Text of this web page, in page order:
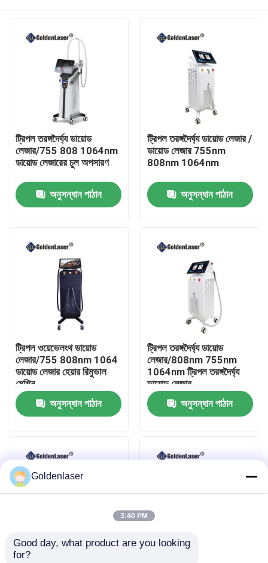
পণ্য
VR প্রদর্শন
আমাদের সম্পর্কে
কারখানা ভ্রমণ
যোগাযোগ করুন
উদ্ধৃতির জন্য আবেদন
ট্রিপল তরঙ্গদৈর্ঘ্য ডায়োড
লেজার/755 808 1064nm
ডায়োড লেজারের চুল অপসারণ
অনুসন্ধান পাঠান
ট্রিপল তরঙ্গদৈর্ঘ্য ডায়োড লেজার /
ডায়োড লেজার 755nm
808nm 1064nm
অনুসন্ধান পাঠান
ট্রিপল ওয়েভেলংথ ডায়োড
লেজার/755 808nm 1064
ডায়োড লেজার হেয়ার রিমুভাল
মেশিন
অনুসন্ধান পাঠান
ট্রিপল তরঙ্গদৈর্ঘ্য ডায়োড
লেজার/808nm 755nm
1064nm ট্রিপল তরঙ্গদৈর্ঘ্য
ডায়োড লেজার
অনুসন্ধান পাঠান
ট্রিপল তরঙ্গদৈর্ঘ্য ডায়োড
Goldenlaser
3:40 PM
Good day, what product are you looking
for?